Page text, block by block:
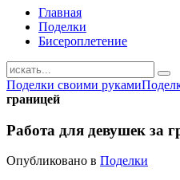
Главная
Поделки
Бисероплетение
Поделки своими руками
границей
Работа для девушек за
Опубликовано в Поделки